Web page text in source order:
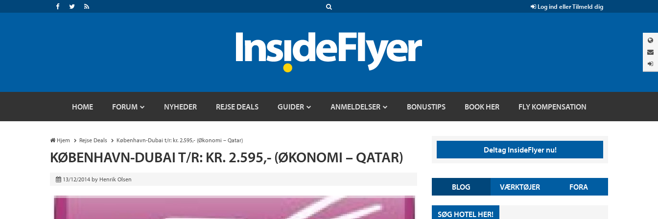
Log ind eller Tilmeld dig
HOME FORUM NYHEDER REJSE DEALS GUIDER ANMELDELSER BONUSTIPS BOOK HER FLY KOMPENSATION
Hjem Rejse Deals København-Dubai t/r: kr. 2.595,- (Økonomi – Qatar)
KØBENHAVN-DUBAI T/R: KR. 2.595,- (ØKONOMI – QATAR)
13/12/2014 by Henrik Olsen
Deltag InsideFlyer nu!
BLOG VÆRKTØJER FORA
SØG HOTEL HER!